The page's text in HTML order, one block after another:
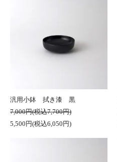
汎用小鉢 拭き漆 黒
7,000円(税込7,700円)
5,500円(税込6,050円)